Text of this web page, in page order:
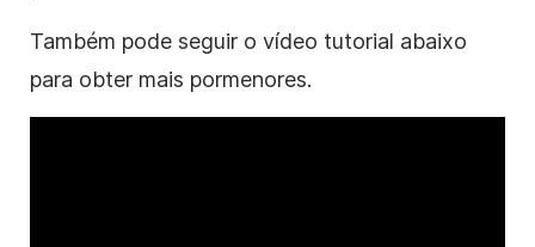
Também pode seguir o vídeo tutorial abaixo
para obter mais pormenores.